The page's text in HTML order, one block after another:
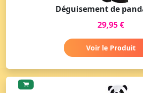
Déguisement de
29,95 €
Voir le Produit